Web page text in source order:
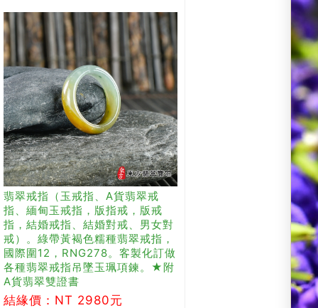
翡翠戒指（玉戒指、A貨翡翠戒
指、緬甸玉戒指，版指戒，版戒
指，結婚戒指、結婚對戒、男女對
戒）。綠帶黃褐色糯種翡翠戒指，
國際圍12，RNG278。客製化訂做
各種翡翠戒指吊墜玉珮項鍊。★附
A貨翡翠雙證書
結緣價：NT 2980元